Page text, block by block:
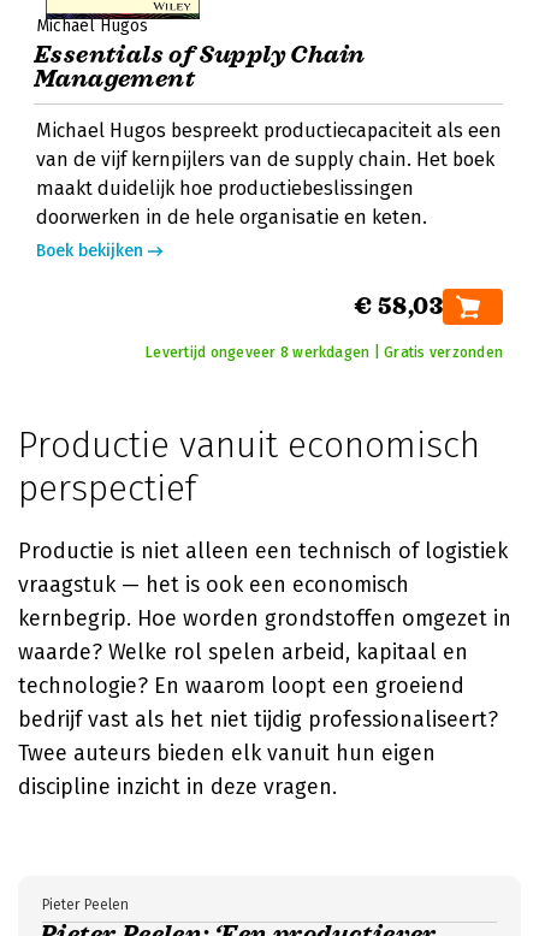
Michael Hugos
Essentials of Supply Chain
Management
Michael Hugos bespreekt productiecapaciteit als een
van de vijf kernpijlers van de supply chain. Het boek
maakt duidelijk hoe productiebeslissingen
doorwerken in de hele organisatie en keten.
Boek bekijken
€ 58,03
Levertijd ongeveer 8 werkdagen | Gratis verzonden
Productie vanuit economisch
perspectief
Productie is niet alleen een technisch of logistiek
vraagstuk — het is ook een economisch
kernbegrip. Hoe worden grondstoffen omgezet in
waarde? Welke rol spelen arbeid, kapitaal en
technologie? En waarom loopt een groeiend
bedrijf vast als het niet tijdig professionaliseert?
Twee auteurs bieden elk vanuit hun eigen
discipline inzicht in deze vragen.
Pieter Peelen